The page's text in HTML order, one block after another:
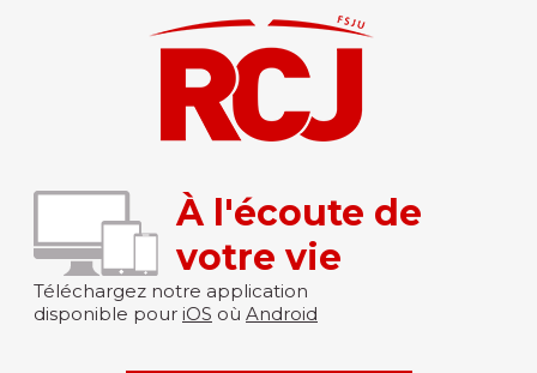
À l'écoute de
votre vie
Téléchargez notre application
disponible pour iOS où Android